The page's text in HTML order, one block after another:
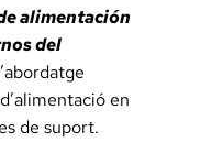
alimentación
del
en
de suport.